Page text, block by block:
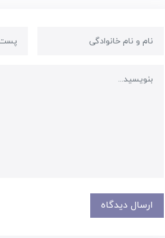
ارسال دیدگاه